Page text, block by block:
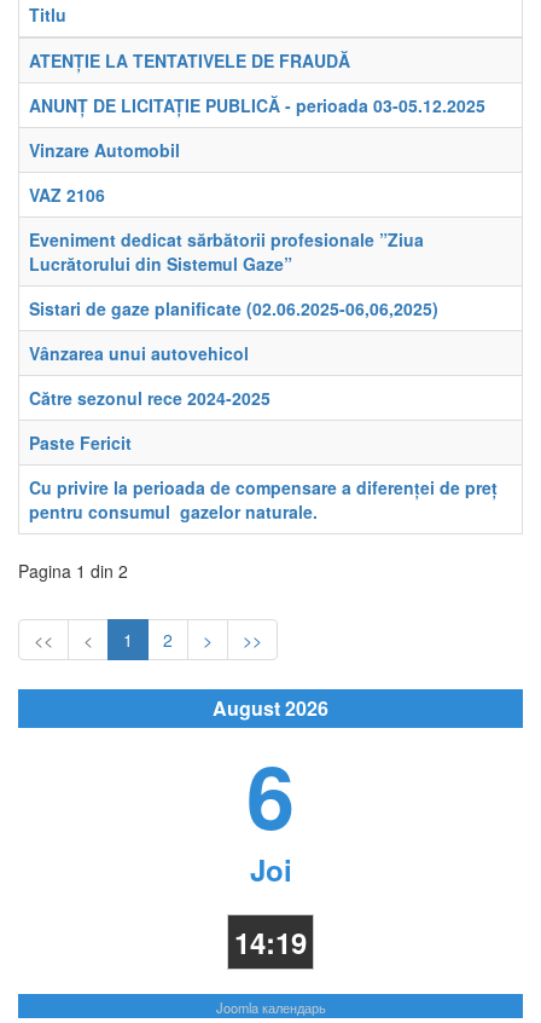
Titlu
ATENȚIE LA TENTATIVELE DE FRAUDĂ
ANUNȚ DE LICITAȚIE PUBLICĂ - perioada 03-05.12.2025
Vinzare Automobil
VAZ 2106
Eveniment dedicat sărbătorii profesionale ”Ziua
Lucrătorului din Sistemul Gaze”
Sistari de gaze planificate (02.06.2025-06,06,2025)
Vânzarea unui autovehicol
Către sezonul rece 2024-2025
Paste Fericit
Cu privire la perioada de compensare a diferenței de preț
pentru consumul gazelor naturale.
Pagina 1 din 2
<< < 1 2 > >>
August 2026
6
Joi
14:19
Joomla календарь